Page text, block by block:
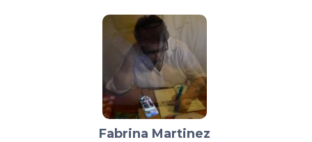
Fabrina Martinez